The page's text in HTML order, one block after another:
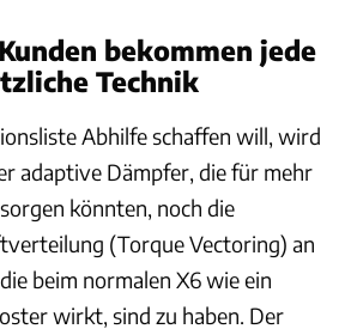
bekommen jede
Technik
Abhilfe schaffen will, wird
adaptive Dämpfer, die für mehr
könnten, noch die
(Torque Vectoring) an
beim normalen X6 wie ein
wirkt, sind zu haben. Der